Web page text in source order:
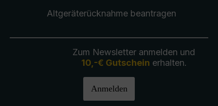
Altgeräterücknahmebeantragen
Zum Newsletter anmelden und
10,-€ Gutschein erhalten.
Anmelden